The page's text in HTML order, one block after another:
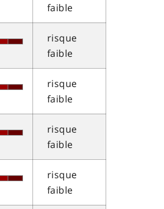
faible
risque
faible
risque
faible
risque
faible
risque
faible